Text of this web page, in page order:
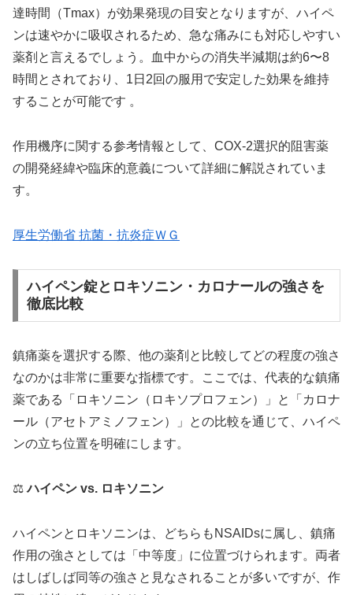
達時間（Tmax）が効果発現の目安となりますが、ハイペ
ンは速やかに吸収されるため、急な痛みにも対応しやすい
薬剤と言えるでしょう。血中からの消失半減期は約6〜8
時間とされており、1日2回の服用で安定した効果を維持
することが可能です 。
作用機序に関する参考情報として、COX-2選択的阻害薬
の開発経緯や臨床的意義について詳細に解説されていま
す。
厚生労働省 抗菌・抗炎症ＷＧ
ハイペン錠とロキソニン・カロナールの強さを
徹底比較
鎮痛薬を選択する際、他の薬剤と比較してどの程度の強さ
なのかは非常に重要な指標です。ここでは、代表的な鎮痛
薬である「ロキソニン（ロキソプロフェン）」と「カロナ
ール（アセトアミノフェン）」との比較を通じて、ハイペ
ンの立ち位置を明確にします。
⚖️ハイペン vs. ロキソニン
ハイペンとロキソニンは、どちらもNSAIDsに属し、鎮痛
作用の強さとしては「中等度」に位置づけられます。両者
はしばしば同等の強さと見なされることが多いですが、作